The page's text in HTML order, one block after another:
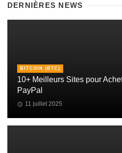
DERNIÈRES NEWS
BITCOIN (BTC)
10+ Meilleurs Sites pour
PayPal
11 juillet 2025